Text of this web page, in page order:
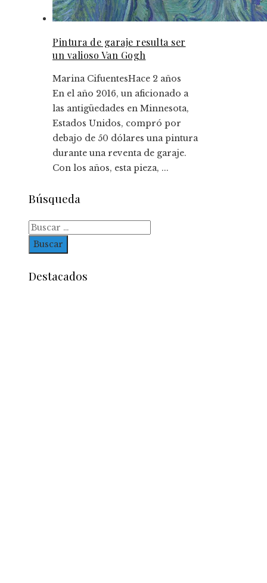
Pintura de garaje resulta ser
un valioso Van Gogh
Marina CifuentesHace 2 años
En el año 2016, un aficionado a
las antigüedades en Minnesota,
Estados Unidos, compró por
debajo de 50 dólares una pintura
durante una reventa de garaje.
Con los años, esta pieza, ...
Búsqueda
Buscar:
Destacados